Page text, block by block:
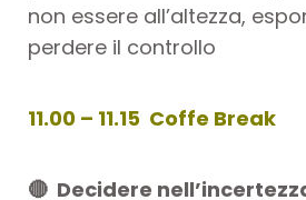
non essere all’altezza,
perdere il controllo
11.00 – 11.15 Coffe Break
🔴 Decidere